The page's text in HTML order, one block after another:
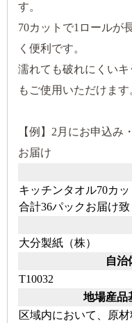
す。
70カットで1ロールが
く便利です。
濡れても破れにくい
もご使用いただけます
【例】2月にお申込
お届け
キッチンタオル70カ
合計36パックお届け致
大分製紙（株）
自治
T10032
地場産品
区域内において、原